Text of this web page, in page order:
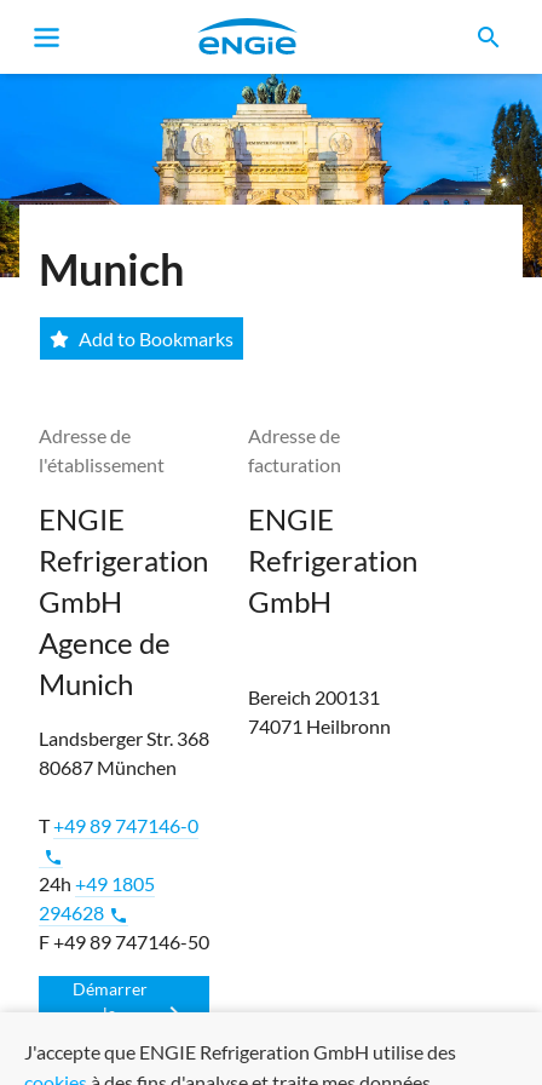
search
Munich
Add to Bookmarks
Adresse de
l'établissement
ENGIE
Refrigeration
GmbH
Agence de
Munich
Landsberger Str. 368
80687 München
T+49 89 747146-0
phone
24h +49 1805
294628 phone
F +49 89 747146-50
Démarrer
la
chevron_right
Adresse de
facturation
ENGIE
Refrigeration
GmbH
Bereich 200131
74071 Heilbronn
J'accepte que ENGIE Refrigeration GmbH utilise des